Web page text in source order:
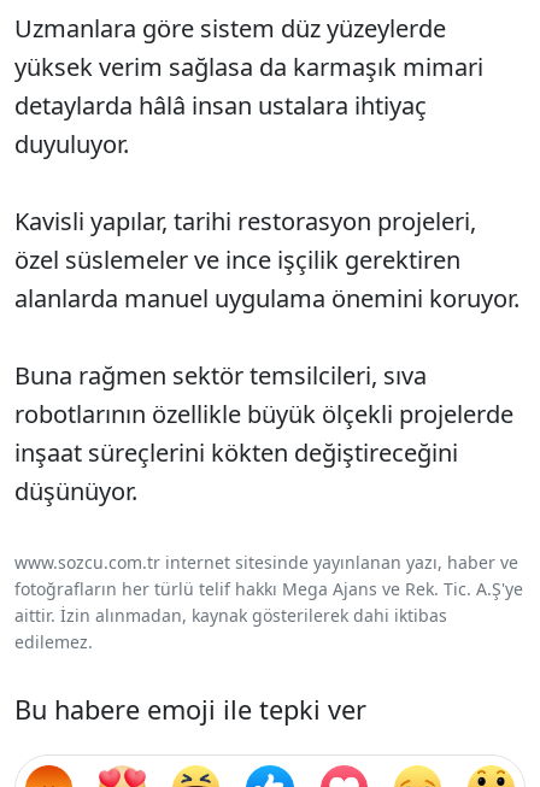
Uzmanlara göre sistem düz yüzeylerde
yüksek verim sağlasa da karmaşık mimari
detaylarda hâlâ insan ustalara ihtiyaç
duyuluyor.
Kavisli yapılar, tarihi restorasyon projeleri,
özel süslemeler ve ince işçilik gerektiren
alanlarda manuel uygulama önemini koruyor.
Buna rağmen sektör temsilcileri, sıva
robotlarının özellikle büyük ölçekli projelerde
inşaat süreçlerini kökten değiştireceğini
düşünüyor.
www.sozcu.com.tr internet sitesinde yayınlanan yazı, haber ve
fotoğrafların her türlü telif hakkı Mega Ajans ve Rek. Tic. A.Ş'ye
aittir. İzin alınmadan, kaynak gösterilerek dahi iktibas
edilemez.
Bu habere emoji ile tepki ver